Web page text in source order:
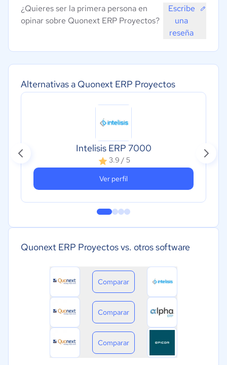
Alternativas a Quonext ERP Proyectos
Intelisis ERP 7000
3.9 / 5
Ver perfil
Quonext ERP Proyectos vs. otros software
Comparar
Comparar
Comparar
¿Quieres ser la primera persona en
opinar sobre Quonext ERP Proyectos?
Escribe
una
reseña